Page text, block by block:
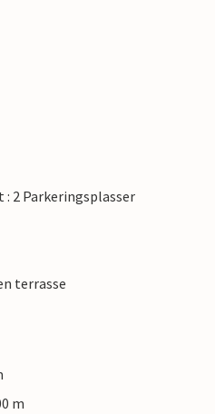
2 Parkeringsplasser
terrasse
m